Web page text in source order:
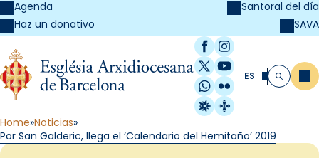
Agenda
Haz un donativo
Santoral del día
SAVA
Facebook
Instagram
X / Twitter
YouTube
WhatsApp
Flickr
Radio Estel
Catalunya
ES Buscar
Home Noticias
Por San Galderic, llega el ‘Calendario del Hemitaño’ 2019